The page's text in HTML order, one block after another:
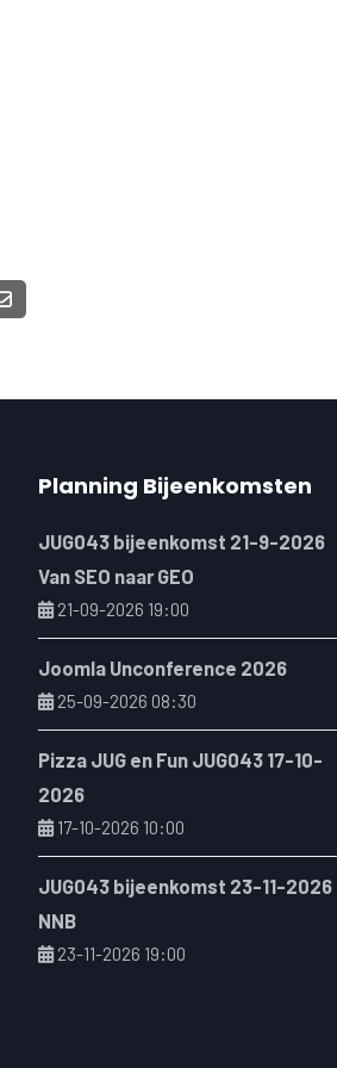
Planning Bijeenkomsten
JUG043 bijeenkomst 21-9-2026
Van SEO naar GEO
21-09-2026 19:00
Joomla Unconference 2026
25-09-2026 08:30
Pizza JUG en Fun JUG043 17-10-
2026
17-10-2026 10:00
JUG043 bijeenkomst 23-11-2026
NNB
23-11-2026 19:00